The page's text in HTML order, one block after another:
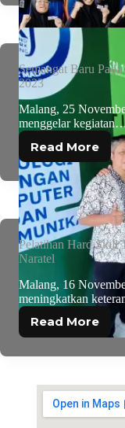
Semangat Baru
2023
Malang, 25
menggelar
Read More
Pelatihan Hard Skill
Naratel
Malang, 16
meningkatkan
Read More